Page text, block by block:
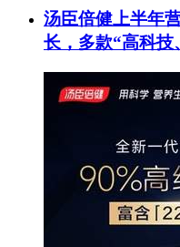
汤臣倍健上半年
长，多款“高科技